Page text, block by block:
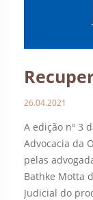
26.04.2021
A edição nº 3
Advocacia da
pelas
Bathke Motta
Judicial do